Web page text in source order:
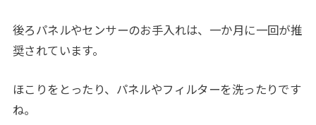
後ろパネルやセンサーのお手入れは、一か月に一回が推
奨されています。
ほこりをとったり、パネルやフィルターを洗ったりです
ね。